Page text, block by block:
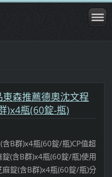
森推薦德奧沈文程
)x4瓶(60錠-瓶)
B群)x4瓶(60錠/瓶)CP值超
(含B群)x4瓶(60錠/瓶)使用
錠(含B群)x4瓶(60錠/瓶)分